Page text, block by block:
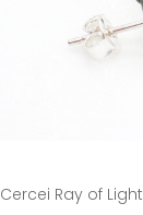
Cercei Ray of Light